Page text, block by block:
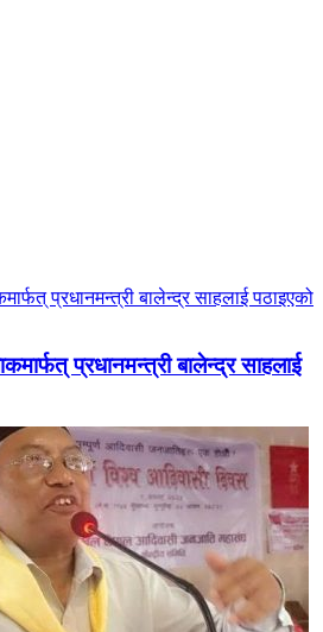
प्रधानमन्त्री बालेन्द्र साहलाई